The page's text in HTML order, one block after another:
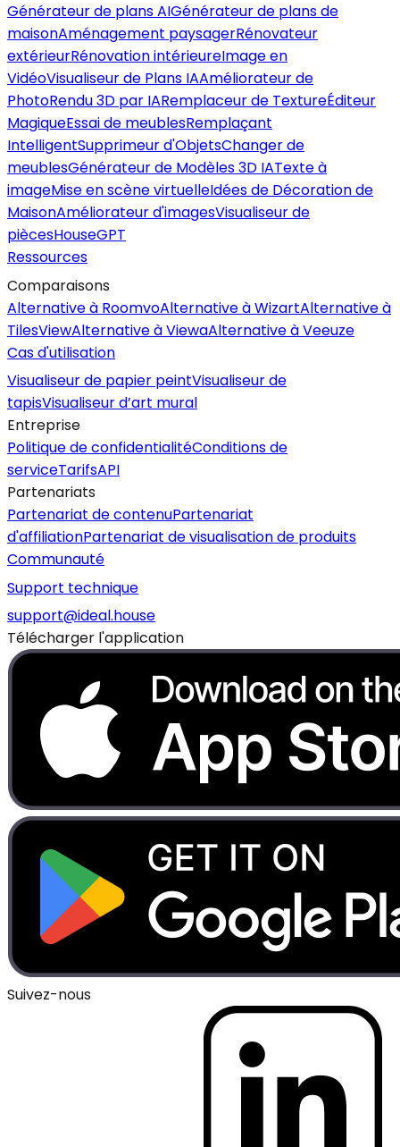
Générateur de plans AIGénérateur de plans de
maisonAménagement paysagerRénovateur
extérieurRénovation intérieureImage en
VidéoVisualiseur de Plans IAAméliorateur de
PhotoRendu 3D par IARemplaceur de TextureÉditeur
MagiqueEssai de meublesRemplaçant
IntelligentSupprimeur d'ObjetsChanger de
meublesGénérateur de Modèles 3D IATexte à
imageMise en scène virtuelleIdées de Décoration de
MaisonAméliorateur d'imagesVisualiseur de
piècesHouseGPT
Ressources
Comparaisons
Alternative à RoomvoAlternative à WizartAlternative à
TilesViewAlternative à ViewaAlternative à Veeuze
Cas d'utilisation
Visualiseur de papier peintVisualiseur de
tapisVisualiseur d’art mural
Entreprise
Politique de confidentialitéConditions de
serviceTarifsAPI
Partenariats
Partenariat de contenuPartenariat
d'affiliationPartenariat de visualisation de produits
Communauté
Support technique
support@ideal.house
Télécharger l'application
Suivez-nous